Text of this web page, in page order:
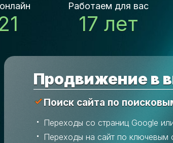
Работаем для вас
17 лет
Продвижение в
Поиск сайта по
Переходы со страниц Google
Переходы на сайт по ключевым